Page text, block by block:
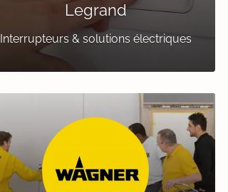
Legrand
Interrupteurs & solutions électriques